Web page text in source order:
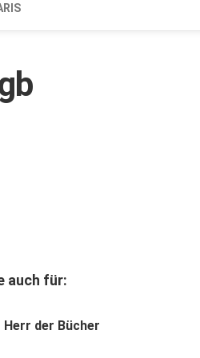
auch für:
Herr der Bücher